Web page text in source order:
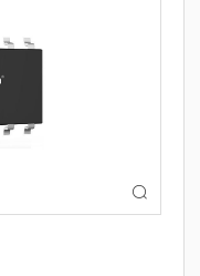
